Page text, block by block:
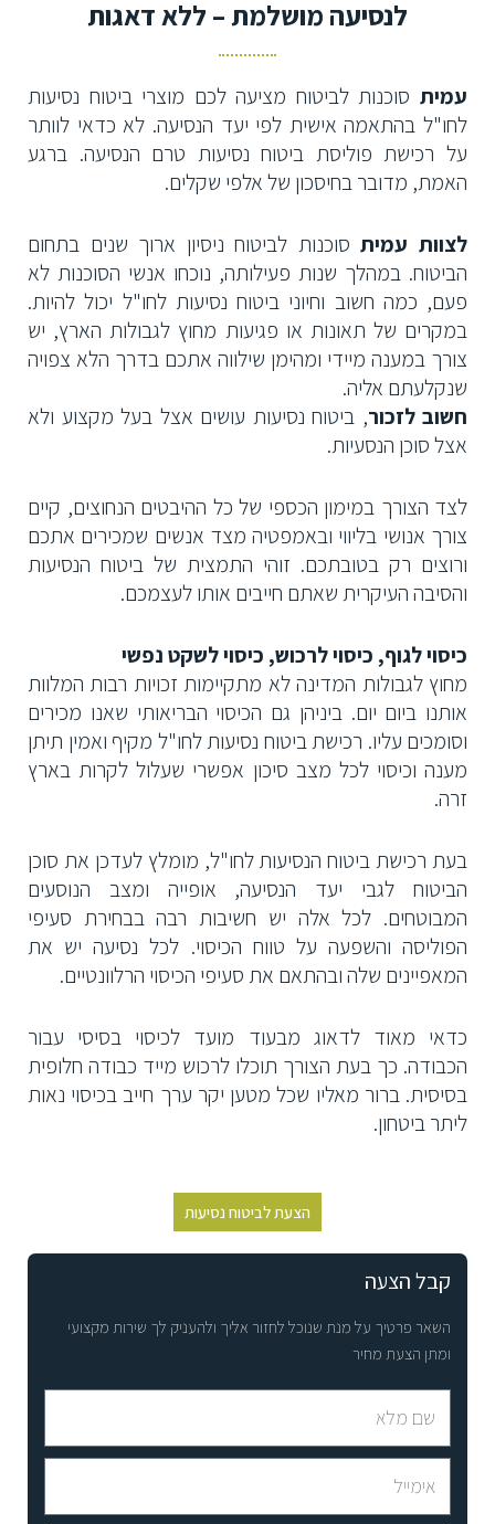
קבל הצעה
השאר פרטיך על מנת שנוכל לחזור אליך ולהעניק לך שירות מקצועי
ומתן הצעת מחיר
לנסיעה מושלמת – ללא דאגות
עמית סוכנות לביטוח מציעה לכם מוצרי ביטוח נסיעות
לחו"ל בהתאמה אישית לפי יעד הנסיעה. לא כדאי לוותר
על רכישת פוליסת ביטוח נסיעות טרם הנסיעה. ברגע
האמת, מדובר בחיסכון של אלפי שקלים.
לצוות עמית סוכנות לביטוח ניסיון ארוך שנים בתחום
הביטוח. במהלך שנות פעילותה, נוכחו אנשי הסוכנות לא
פעם, כמה חשוב וחיוני ביטוח נסיעות לחו"ל יכול להיות.
במקרים של תאונות או פגיעות מחוץ לגבולות הארץ, יש
צורך במענה מיידי ומהימן שילווה אתכם בדרך הלא צפויה
שנקלעתם אליה.
חשוב לזכור, ביטוח נסיעות עושים אצל בעל מקצוע ולא
אצל סוכן הנסעיות.
לצד הצורך במימון הכספי של כל ההיבטים הנחוצים, קיים
צורך אנושי בליווי ובאמפטיה מצד אנשים שמכירים אתכם
ורוצים רק בטובתכם. זוהי התמצית של ביטוח הנסיעות
והסיבה העיקרית שאתם חייבים אותו לעצמכם.
כיסוי לגוף, כיסוי לרכוש, כיסוי לשקט נפשי
מחוץ לגבולות המדינה לא מתקיימות זכויות רבות המלוות
אותנו ביום יום. ביניהן גם הכיסוי הבריאותי שאנו מכירים
וסומכים עליו. רכישת ביטוח נסיעות לחו"ל מקיף ואמין תיתן
מענה וכיסוי לכל מצב סיכון אפשרי שעלול לקרות בארץ
זרה.
בעת רכישת ביטוח הנסיעות לחו"ל, מומלץ לעדכן את סוכן
הביטוח לגבי יעד הנסיעה, אופייה ומצב הנוסעים
המבוטחים. לכל אלה יש חשיבות רבה בבחירת סעיפי
הפוליסה והשפעה על טווח הכיסוי. לכל נסיעה יש את
המאפיינים שלה ובהתאם את סעיפי הכיסוי הרלוונטיים.
כדאי מאוד לדאוג מבעוד מועד לכיסוי בסיסי עבור
הכבודה. כך בעת הצורך תוכלו לרכוש מייד כבודה חלופית
בסיסית. ברור מאליו שכל מטען יקר ערך חייב בכיסוי נאות
ליתר ביטחון.
הצעת לביטוח נסיעות